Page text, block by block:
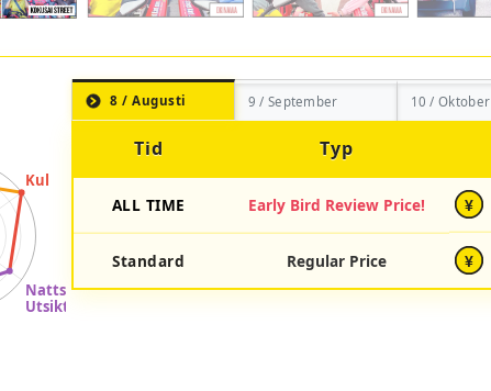
8 / Augusti 9 / September 10 / Oktober
Tid Typ
ALL TIME Early Bird Review Price! ¥
Standard Regular Price ¥